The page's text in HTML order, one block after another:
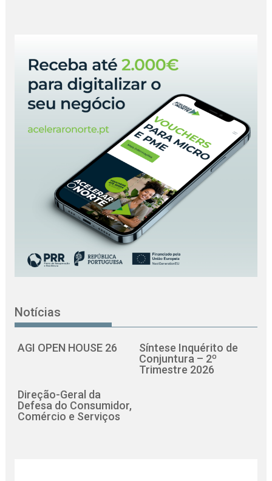
Notícias
AGI OPEN HOUSE 26
Síntese Inquérito de
Conjuntura – 2º
Trimestre 2026
Direção-Geral da
Defesa do Consumidor,
Comércio e Serviços